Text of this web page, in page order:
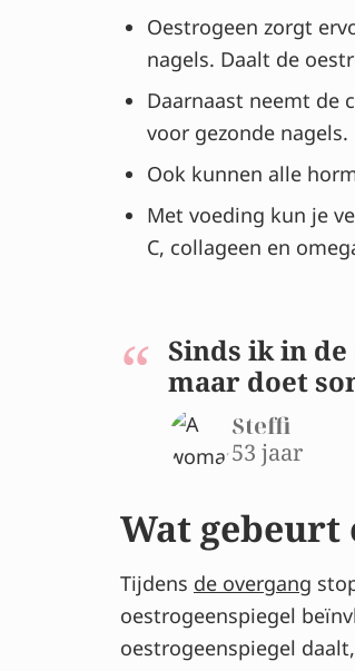
Oestrogeen zorgt
nagels. Daalt de
Daarnaast neemt de
voor gezonde nagels.
Ook kunnen alle
Met voeding kun je
C, collageen en
Sinds ik in
maar doet
Steffi
53 jaar
Wat gebeurt
Tijdens de overgang
oestrogeenspiegel
oestrogeenspiegel